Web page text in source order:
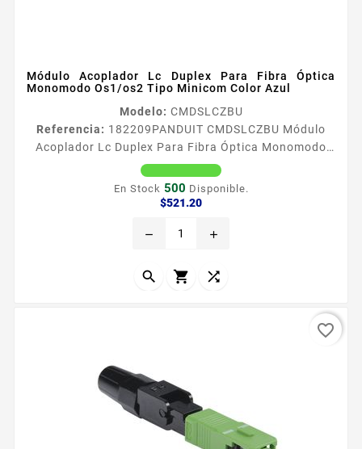
Módulo Acoplador Lc Duplex Para Fibra Óptica
Monomodo Os1/os2 Tipo Minicom Color Azul
Modelo: CMDSLCZBU
Referencia: 182209PANDUIT CMDSLCZBU Módulo
Acoplador Lc Duplex Para Fibra Óptica Monomodo
Os1/os2 Tipo Minicom Color Azul Los adaptadores
de fibra oacuteptica LC de factor de forma
pequentildeo SFF con clips de retencioacuten de
FOCIS10 Cada adaptador LC simplex debe conectar
moacutedulo Tipo Moacutedulo de fibra Color Azul...
En Stock 500 Disponible.
$521.20Precio
remove add
  
favorite_border